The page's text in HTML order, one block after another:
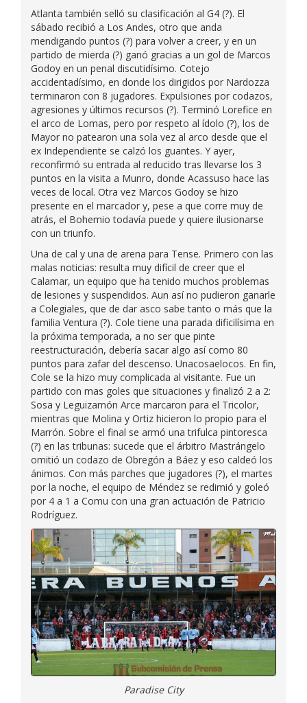
Atlanta también selló su clasificación al G4 (?). El
sábado recibió a Los Andes, otro que anda
mendigando puntos (?) para volver a creer, y en un
partido de mierda (?) ganó gracias a un gol de Marcos
Godoy en un penal discutidísimo. Cotejo
accidentadísimo, en donde los dirigidos por Nardozza
terminaron con 8 jugadores. Expulsiones por codazos,
agresiones y últimos recursos (?). Terminó Lorefice en
el arco de Lomas, pero por respeto al ídolo (?), los de
Mayor no patearon una sola vez al arco desde que el
ex Independiente se calzó los guantes. Y ayer,
reconfirmó su entrada al reducido tras llevarse los 3
puntos en la visita a Munro, donde Acassuso hace las
veces de local. Otra vez Marcos Godoy se hizo
presente en el marcador y, pese a que corre muy de
atrás, el Bohemio todavía puede y quiere ilusionarse
con un triunfo.
Una de cal y una de arena para Tense. Primero con las
malas noticias: resulta muy difícil de creer que el
Calamar, un equipo que ha tenido muchos problemas
de lesiones y suspendidos. Aun así no pudieron ganarle
a Colegiales, que de dar asco sabe tanto o más que la
familia Ventura (?). Cole tiene una parada dificilísima en
la próxima temporada, a no ser que pinte
reestructuración, debería sacar algo así como 80
puntos para zafar del descenso. Unacosaelocos. En fin,
Cole se la hizo muy complicada al visitante. Fue un
partido con mas goles que situaciones y finalizó 2 a 2:
Sosa y Leguizamón Arce marcaron para el Tricolor,
mientras que Molina y Ortiz hicieron lo propio para el
Marrón. Sobre el final se armó una trifulca pintoresca
(?) en las tribunas: sucede que el árbitro Mastrángelo
omitió un codazo de Obregón a Báez y eso caldeó los
ánimos. Con más parches que jugadores (?), el martes
por la noche, el equipo de Méndez se redimió y goleó
por 4 a 1 a Comu con una gran actuación de Patricio
Rodríguez.
Paradise City